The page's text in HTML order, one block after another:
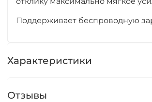
Поддерживает беспроводную
Характеристики
Отзывы